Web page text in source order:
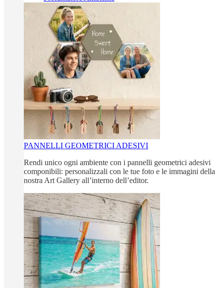
PANNELLI GEOMETRICI ADESIVI
Rendi unico ogni ambiente con i pannelli geometrici adesivi
componibili: personalizzali con le tue foto e le immagini della
nostra Art Gallery all’interno dell’editor.